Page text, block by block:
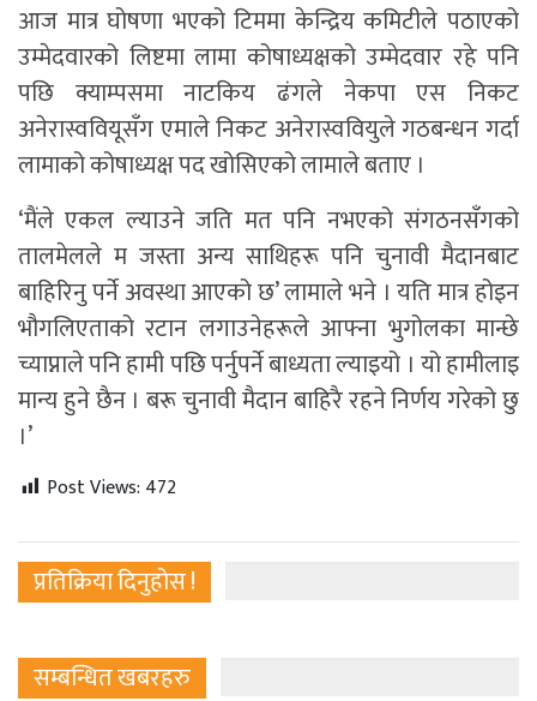
आज मात्र घोषणा भएको टिममा केन्द्रिय कमिटीले पठाएको
उम्मेदवारको लिष्टमा लामा कोषाध्यक्षको उम्मेदवार रहे पनि
पछि क्याम्पसमा नाटकिय ढंगले नेकपा एस निकट
अनेरास्ववियूसँग एमाले निकट अनेरास्ववियुले गठबन्धन गर्दा
लामाको कोषाध्यक्ष पद खोसिएको लामाले बताए ।
‘मैंले एकल ल्याउने जति मत पनि नभएको संगठनसँगको
तालमेलले म जस्ता अन्य साथिहरू पनि चुनावी मैदानबाट
बाहिरिनु पर्ने अवस्था आएको छ’ लामाले भने । यति मात्र होइन
भौगलिएताको रटान लगाउनेहरूले आफ्ना भुगोलका मान्छे
च्याप्नाले पनि हामी पछि पर्नुपर्ने बाध्यता ल्याइयो । यो हामीलाइ
मान्य हुने छैन । बरू चुनावी मैदान बाहिरै रहने निर्णय गरेको छु
।’
Post Views: 472
प्रतिक्रिया दिनुहोस !
सम्बन्धित खबरहरु